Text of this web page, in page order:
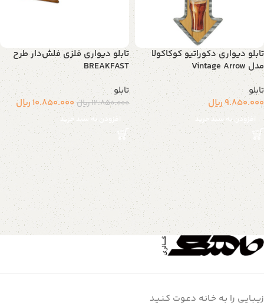
تابلو دیواری دکوراتیو کوکاکولا
مدل Vintage Arrow
تابلو
9.850.000ریال
افزودن به سبد خرید
تابلو دیواری فلزی فلش‌دار طرح
BREAKFAST
تابلو
12.850.000ریال10.850.000ریال
افزودن به سبد خرید
زیـبـایـی را بـه خـانـه دعـوت کـنـیـد